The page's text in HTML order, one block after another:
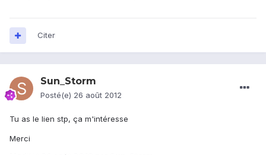
Citer
Sun_Storm
Posté(e) 26 août 2012
Tu as le lien stp, ça m'intéresse
Merci